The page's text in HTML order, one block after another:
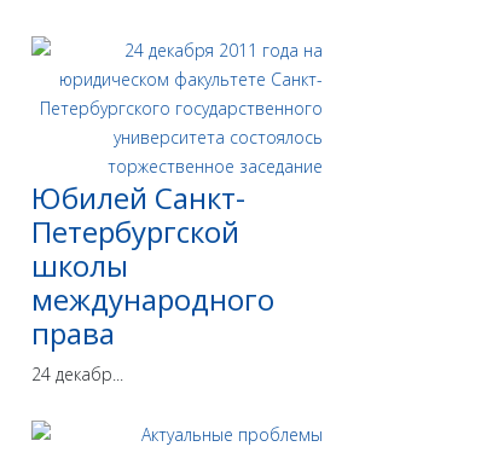
Юбилей Санкт-
Петербургской
школы
международного
права
24 декабр...